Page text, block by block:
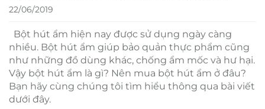
22/06/2019
Bột hút ẩm hiện nay được sử dụng ngày càng
nhiều. Bột hút ẩm giúp bảo quản thực phẩm cũng
như những đồ dùng khác, chống ẩm mốc và hư hại.
Vậy bột hút ẩm là gì? Nên mua bột hút ẩm ở đâu?
Bạn hãy cùng chúng tôi tìm hiểu thông qua bài viết
dưới đây.